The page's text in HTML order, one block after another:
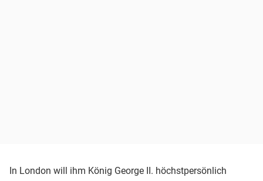
In London will ihm König George II. höchstpersönlich